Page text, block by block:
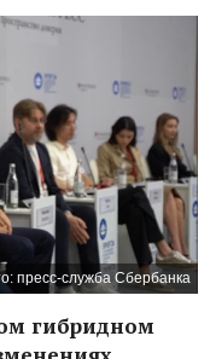
пресс-служба Сбербанка
гибридном